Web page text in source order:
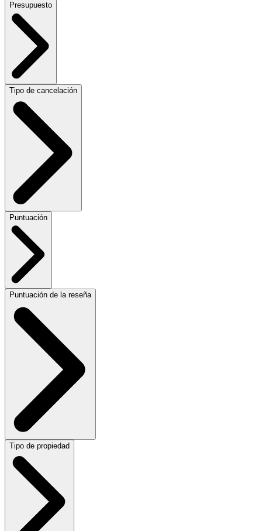
Presupuesto
Tipo de cancelación
Puntuación
Puntuación de la reseña
Tipo de propiedad